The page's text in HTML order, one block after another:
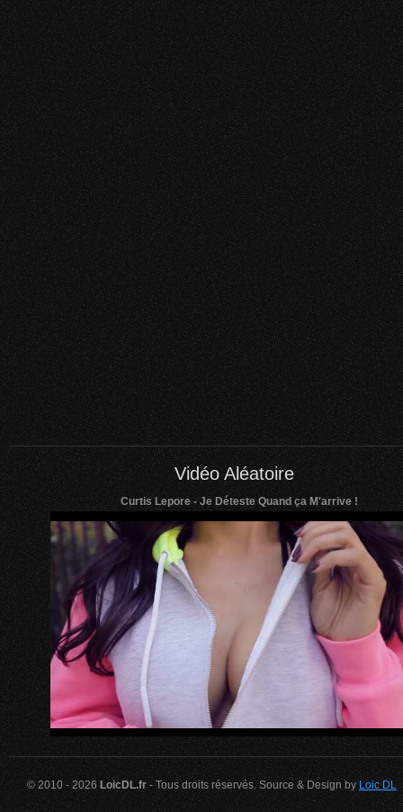
Vidéo Aléatoire
Curtis Lepore - Je Déteste Quand ça M'arrive !
© 2010 - 2026 LoicDL.fr- Tous droits réservés. Source & Design byLoic DL